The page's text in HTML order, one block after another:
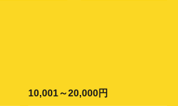
10,001～20,000円